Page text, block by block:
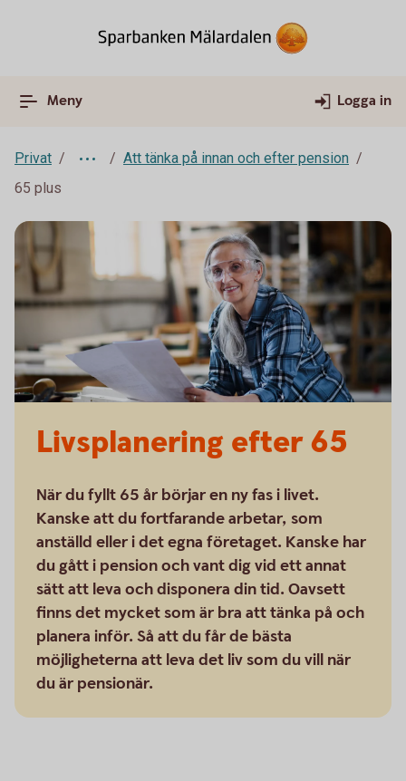
Meny Logga in
Privat
Att tänka på innan och efter pension
65 plus
Livsplanering efter 65
När du fyllt 65 år börjar en ny fas i livet.
Kanske att du fortfarande arbetar, som
anställd eller i det egna företaget. Kanske har
du gått i pension och vant dig vid ett annat
sätt att leva och disponera din tid. Oavsett
finns det mycket som är bra att tänka på och
planera inför. Så att du får de bästa
möjligheterna att leva det liv som du vill när
du är pensionär.